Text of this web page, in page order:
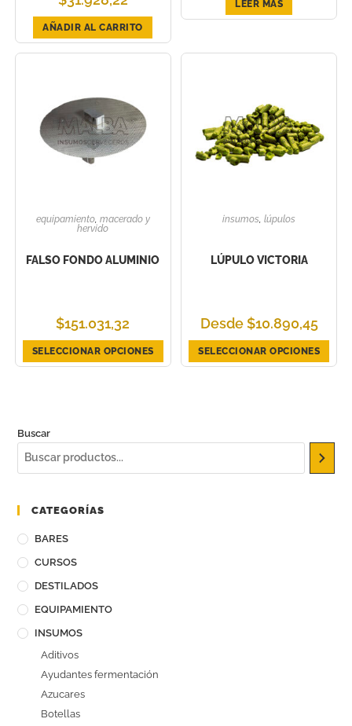
AÑADIR AL CARRITO
LEER MÁS
equipamiento, macerado y
hervido
FALSO FONDO ALUMINIO
$151.031,32
SELECCIONAR OPCIONES
insumos,lúpulos
LÚPULO VICTORIA
Desde $10.890,45
SELECCIONAR OPCIONES
Buscar
CATEGORÍAS
BARES
CURSOS
DESTILADOS
EQUIPAMIENTO
INSUMOS
Aditivos
Ayudantes fermentación
Azucares
Botellas